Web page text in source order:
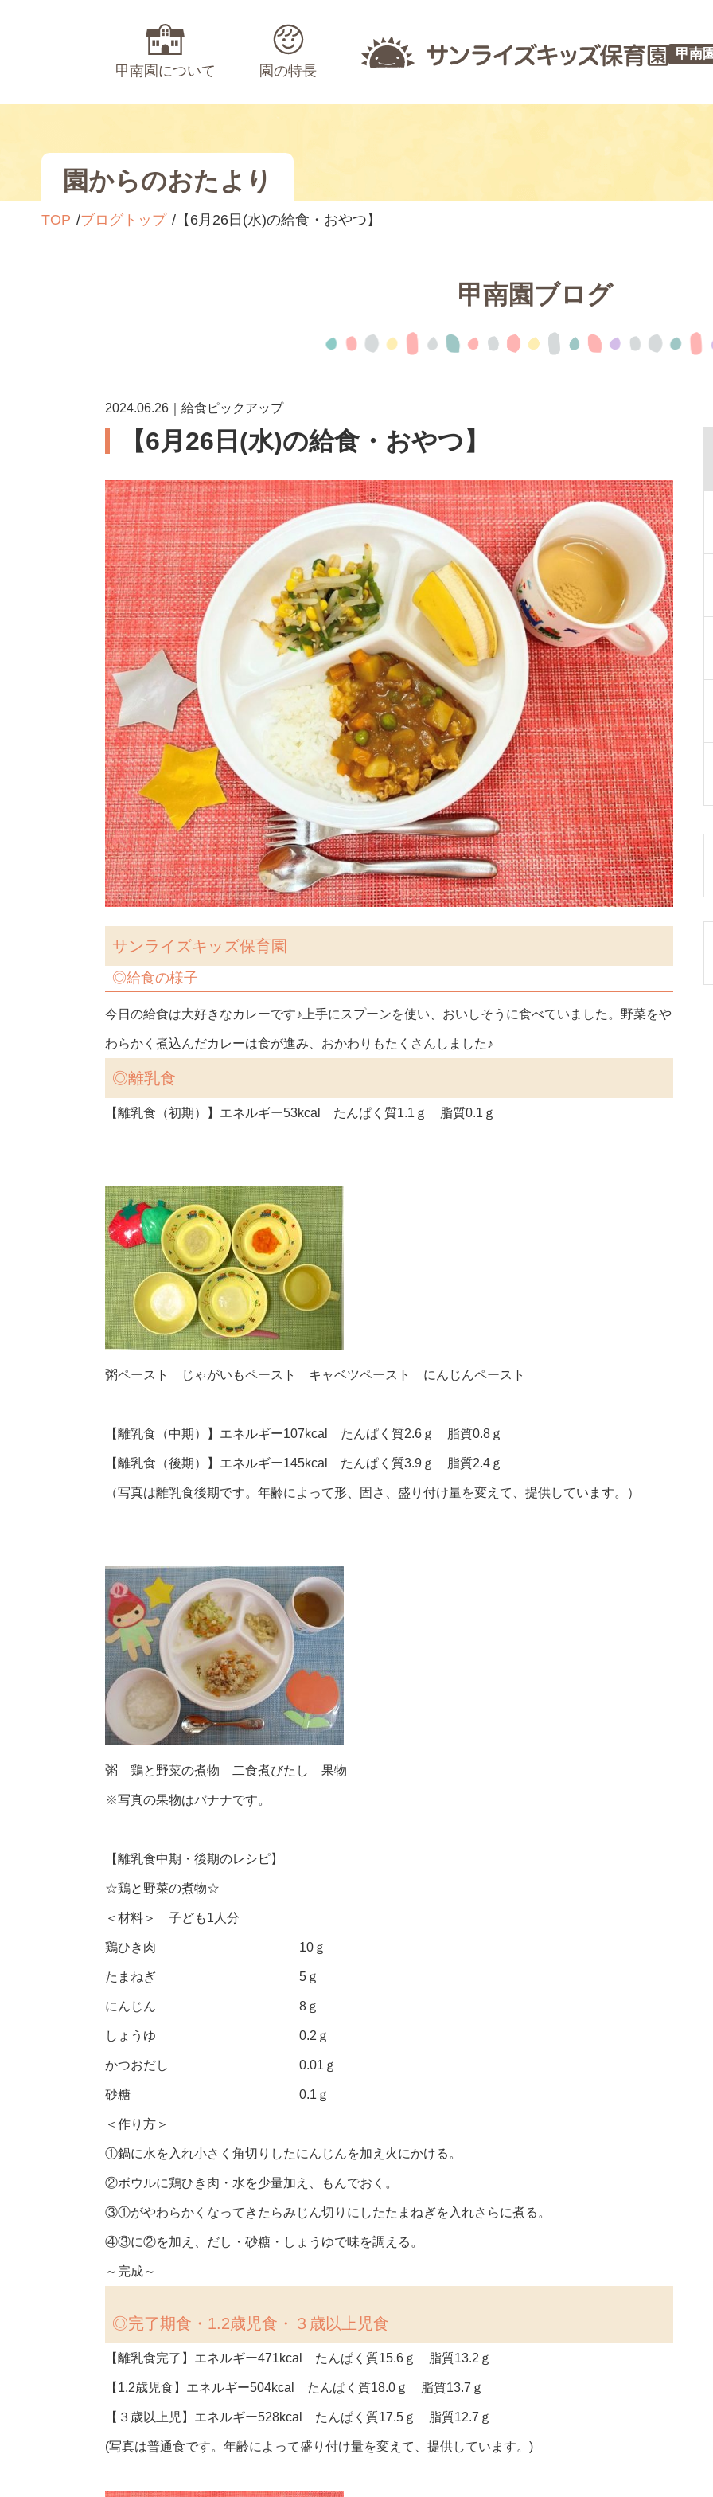
甲南園について 園の特長
甲南
園からのおたより
TOP ブログトップ 【6月26日(水)の給食・おやつ】
甲南園ブログ
2024.06.26｜給食ピックアップ
【6月26日(水)の給食・おやつ】
サンライズキッズ保育園
◎給食の様子
今日の給食は大好きなカレーです♪上手にスプーンを使い、おいしそうに食べていました。野菜をや
わらかく煮込んだカレーは食が進み、おかわりもたくさんしました♪
◎離乳食
【離乳食（初期）】エネルギー53kcal たんぱく質1.1ｇ 脂質0.1ｇ
粥ペースト じゃがいもペースト キャベツペースト にんじんペースト
【離乳食（中期）】エネルギー107kcal たんぱく質2.6ｇ 脂質0.8ｇ
【離乳食（後期）】エネルギー145kcal たんぱく質3.9ｇ 脂質2.4ｇ
（写真は離乳食後期です。年齢によって形、固さ、盛り付け量を変えて、提供しています。）
粥 鶏と野菜の煮物 二食煮びたし 果物
※写真の果物はバナナです。
【離乳食中期・後期のレシピ】
☆鶏と野菜の煮物☆
＜材料＞ 子ども1人分
鶏ひき肉 10ｇ
たまねぎ 5ｇ
にんじん 8ｇ
しょうゆ 0.2ｇ
かつおだし 0.01ｇ
砂糖 0.1ｇ
＜作り方＞
①鍋に水を入れ小さく角切りしたにんじんを加え火にかける。
②ボウルに鶏ひき肉・水を少量加え、もんでおく。
③①がやわらかくなってきたらみじん切りにしたたまねぎを入れさらに煮る。
④③に②を加え、だし・砂糖・しょうゆで味を調える。
～完成～
◎完了期食・1.2歳児食・３歳以上児食
【離乳食完了】エネルギー471kcal たんぱく質15.6ｇ 脂質13.2ｇ
【1.2歳児食】エネルギー504kcal たんぱく質18.0ｇ 脂質13.7ｇ
【３歳以上児】エネルギー528kcal たんぱく質17.5ｇ 脂質12.7ｇ
(写真は普通食です。年齢によって盛り付け量を変えて、提供しています。)